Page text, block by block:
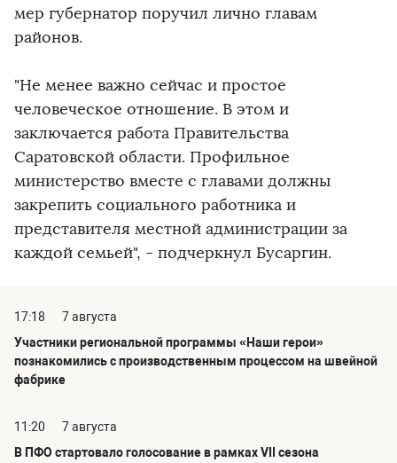
мер губернатор поручил лично главам
районов.
"Не менее важно сейчас и простое
человеческое отношение. В этом и
заключается работа Правительства
Саратовской области. Профильное
министерство вместе с главами должны
закрепить социального работника и
представителя местной администрации за
каждой семьей", - подчеркнул Бусаргин.
17:18
7 августа
Участники региональной программы «Наши герои»
познакомились с производственным процессом на швейной
фабрике
11:20
7 августа
В ПФО стартовало голосование в рамках VII сезона